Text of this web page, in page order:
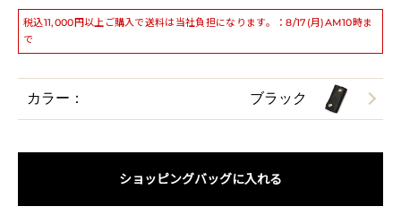
税込11,000円以上ご購入で送料は当社負担になります。：8/17(月)AM10時ま
で
カラー： ブラック
ショッピングバッグに入れる